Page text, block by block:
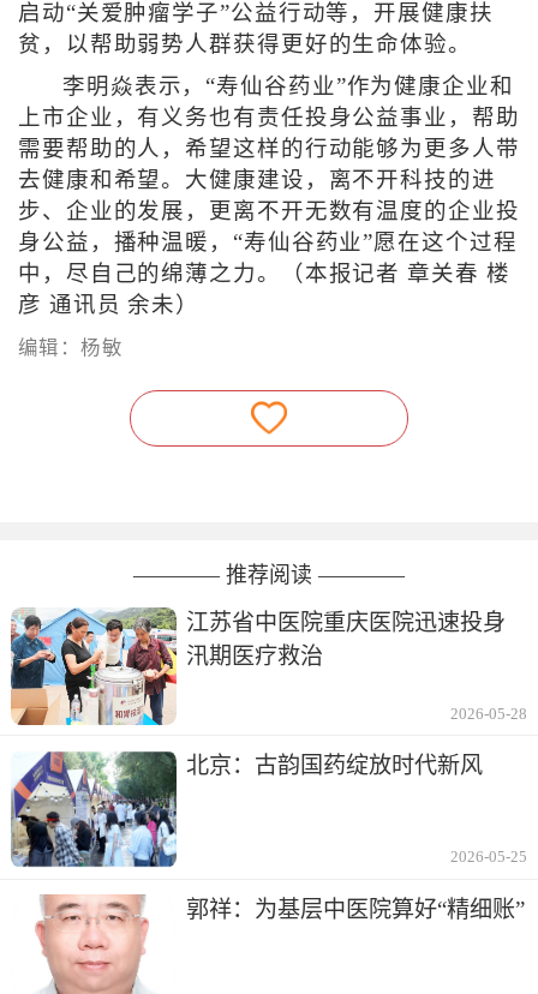
启动“关爱肿瘤学子”公益行动等，开展健康扶
贫，以帮助弱势人群获得更好的生命体验。
李明焱表示，“寿仙谷药业”作为健康企业和
上市企业，有义务也有责任投身公益事业，帮助
需要帮助的人，希望这样的行动能够为更多人带
去健康和希望。大健康建设，离不开科技的进
步、企业的发展，更离不开无数有温度的企业投
身公益，播种温暖，“寿仙谷药业”愿在这个过程
中，尽自己的绵薄之力。（本报记者 章关春 楼
彦 通讯员 余未）
编辑：杨敏
———— 推荐阅读 ————
江苏省中医院重庆医院迅速投身
汛期医疗救治
2026-05-28
北京：古韵国药绽放时代新风
2026-05-25
郭祥：为基层中医院算好“精细账”